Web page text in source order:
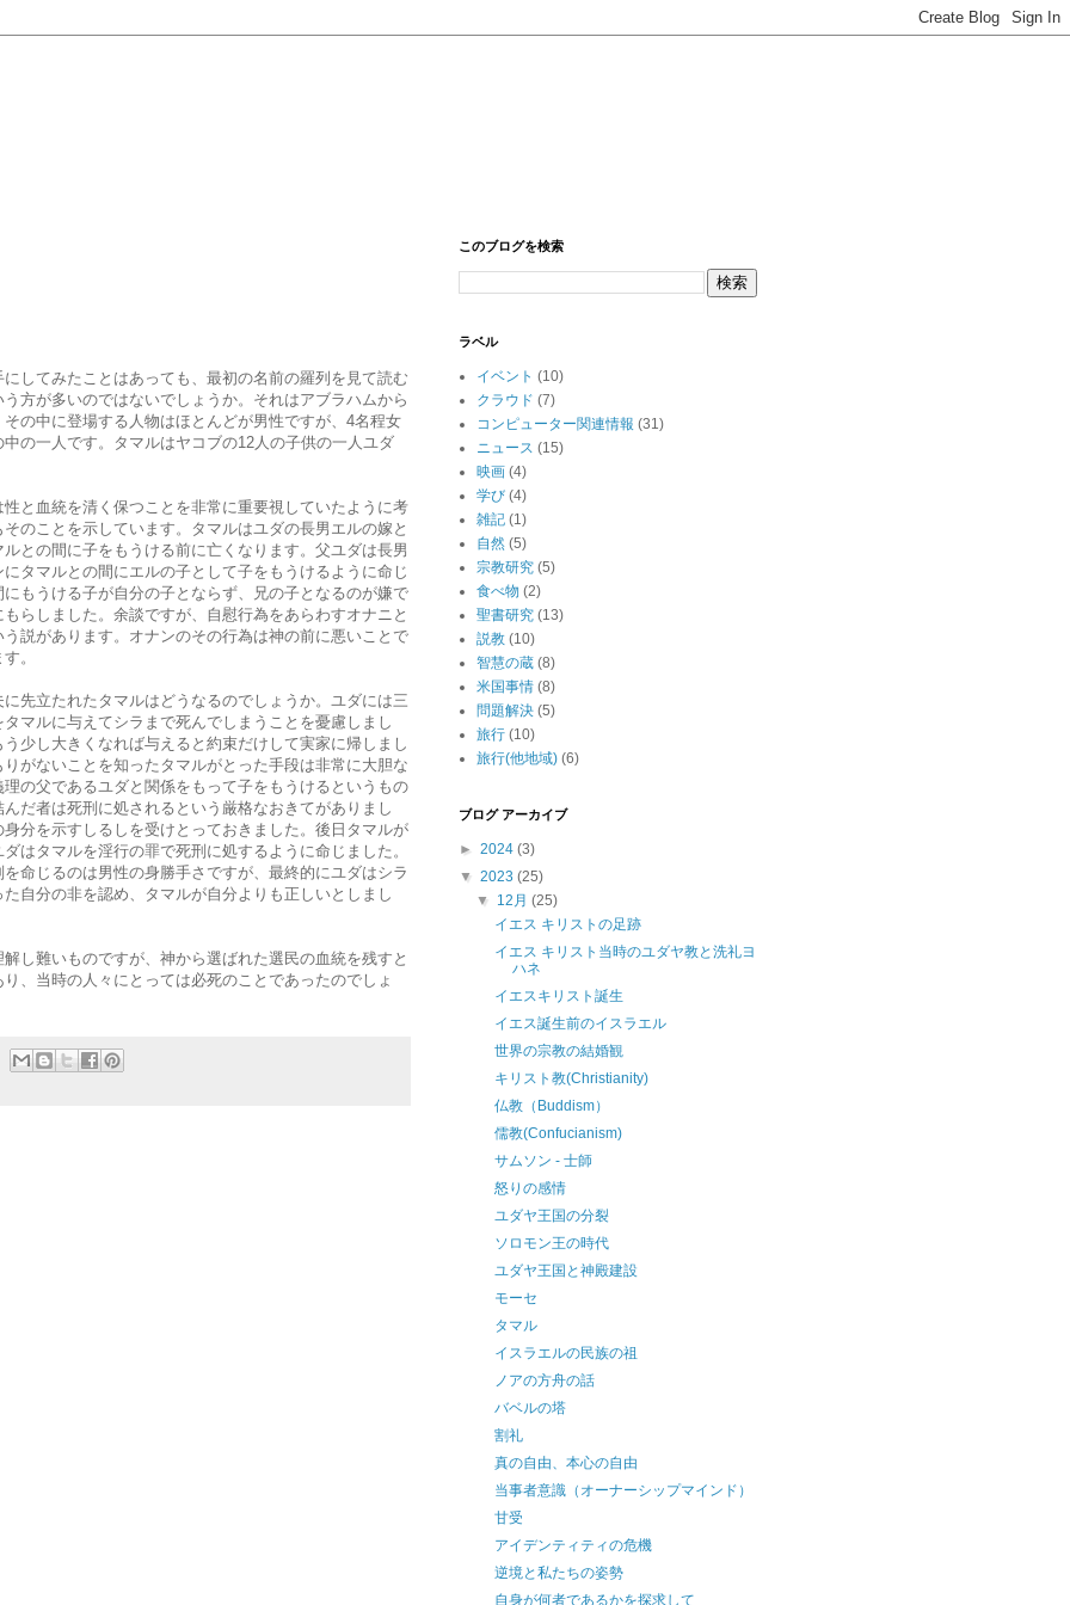
してみたことはあっても、最初の名前の羅列を見て読む
方が多いのではないでしょうか。それはアブラハムから
の中に登場する人物はほとんどが男性ですが、4名程女
の一人です。タマルはヤコブの12人の子供の一人ユダ
と血統を清く保つことを非常に重要視していたように考
のことを示しています。タマルはユダの長男エルの嫁と
との間に子をもうける前に亡くなります。父ユダは長男
タマルとの間にエルの子として子をもうけるように命じ
もうける子が自分の子とならず、兄の子となるのが嫌で
らしました。余談ですが、自慰行為をあらわすオナニと
説があります。オナンのその行為は神の前に悪いことで
。
先立たれたタマルはどうなるのでしょうか。ユダには三
マルに与えてシラまで死んでしまうことを憂慮しまし
少し大きくなれば与えると約束だけして実家に帰しまし
がないことを知ったタマルがとった手段は非常に大胆な
の父であるユダと関係をもって子をもうけるというもの
だ者は死刑に処されるという厳格なおきてがありまし
分を示すしるしを受けとっておきました。後日タマルが
はタマルを淫行の罪で死刑に処するように命じました。
命じるのは男性の身勝手さですが、最終的にユダはシラ
自分の非を認め、タマルが自分よりも正しいとしまし
し難いものですが、神から選ばれた選民の血統を残すと
、当時の人々にとっては必死のことであったのでしょ
このブログを検索
ラベル
イベント (10)
クラウド (7)
コンピューター関連情報 (31)
ニュース (15)
映画 (4)
学び (4)
雑記 (1)
自然 (5)
宗教研究 (5)
食べ物 (2)
聖書研究 (13)
説教 (10)
智慧の蔵 (8)
米国事情 (8)
問題解決 (5)
旅行 (10)
旅行(他地域) (6)
ブログ アーカイブ
► 2024 (3)
▼ 2023 (25)
▼ 12月(25)
イエス キリストの足跡
イエス キリスト当時のユダヤ教と洗礼ヨ
ハネ
イエスキリスト誕生
イエス誕生前のイスラエル
世界の宗教の結婚観
キリスト教(Christianity)
仏教（Buddism）
儒教(Confucianism)
サムソン - 士師
怒りの感情
ユダヤ王国の分裂
ソロモン王の時代
ユダヤ王国と神殿建設
モーセ
タマル
イスラエルの民族の祖
ノアの方舟の話
バベルの塔
割礼
真の自由、本心の自由
当事者意識（オーナーシップマインド）
甘受
アイデンティティの危機
逆境と私たちの姿勢
自身が何者であるかを探求して